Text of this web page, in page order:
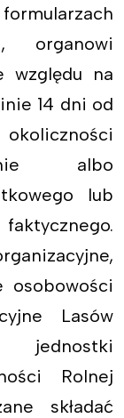
organowi
względu na
14 dni od
albo
lub
osobowości
Lasów
jednostki
Rolnej
składać